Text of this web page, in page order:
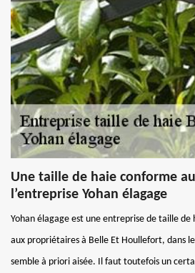
Une taille de haie conforme
l’entreprise Yohan élagage
Yohan élagage est une entreprise de taille de
aux propriétaires à Belle Et Houllefort, dans
semble à priori aisée. Il faut toutefois un